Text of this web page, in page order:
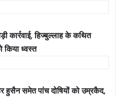
कार्रवाई, हिज्बुल्लाह के कथित
ध्वस्त
हुसैन समेत पांच दोषियों को उम्रकैद,